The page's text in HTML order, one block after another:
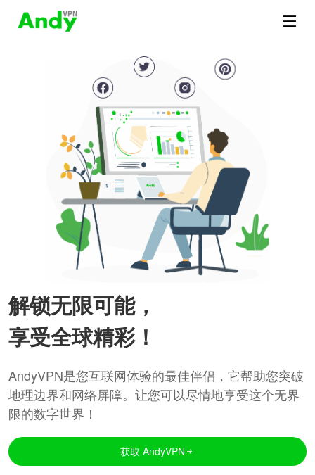
解锁无限可能，
享受全球精彩！
AndyVPN是您互联网体验的最佳伴侣，它帮助您突破
地理边界和网络屏障。让您可以尽情地享受这个无界
限的数字世界！
获取 AndyVPN